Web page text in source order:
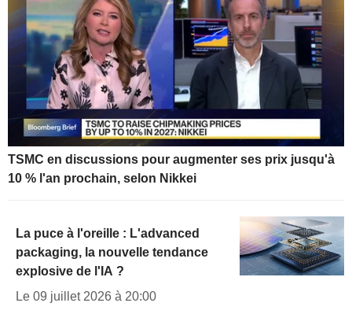
TSMC en discussions pour augmenter ses prix jusqu'à
10 % l'an prochain, selon Nikkei
La puce à l'oreille : L'advanced
packaging, la nouvelle tendance
explosive de l'IA ?
Le 09 juillet 2026 à 20:00